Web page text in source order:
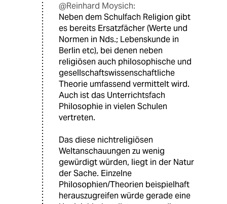
@Reinhard Moysich:
Neben dem Schulfach Religion gibt
es bereits Ersatzfächer (Werte und
Normen in Nds.; Lebenskunde in
Berlin etc), bei denen neben
religiösen auch philosophische und
gesellschaftswissenschaftliche
Theorie umfassend vermittelt wird.
Auch ist das Unterrichtsfach
Philosophie in vielen Schulen
vertreten.
Das diese nichtreligiösen
Weltanschauungen zu wenig
gewürdigt würden, liegt in der Natur
der Sache. Einzelne
Philosophien/Theorien beispielhaft
herauszugreifen würde gerade eine